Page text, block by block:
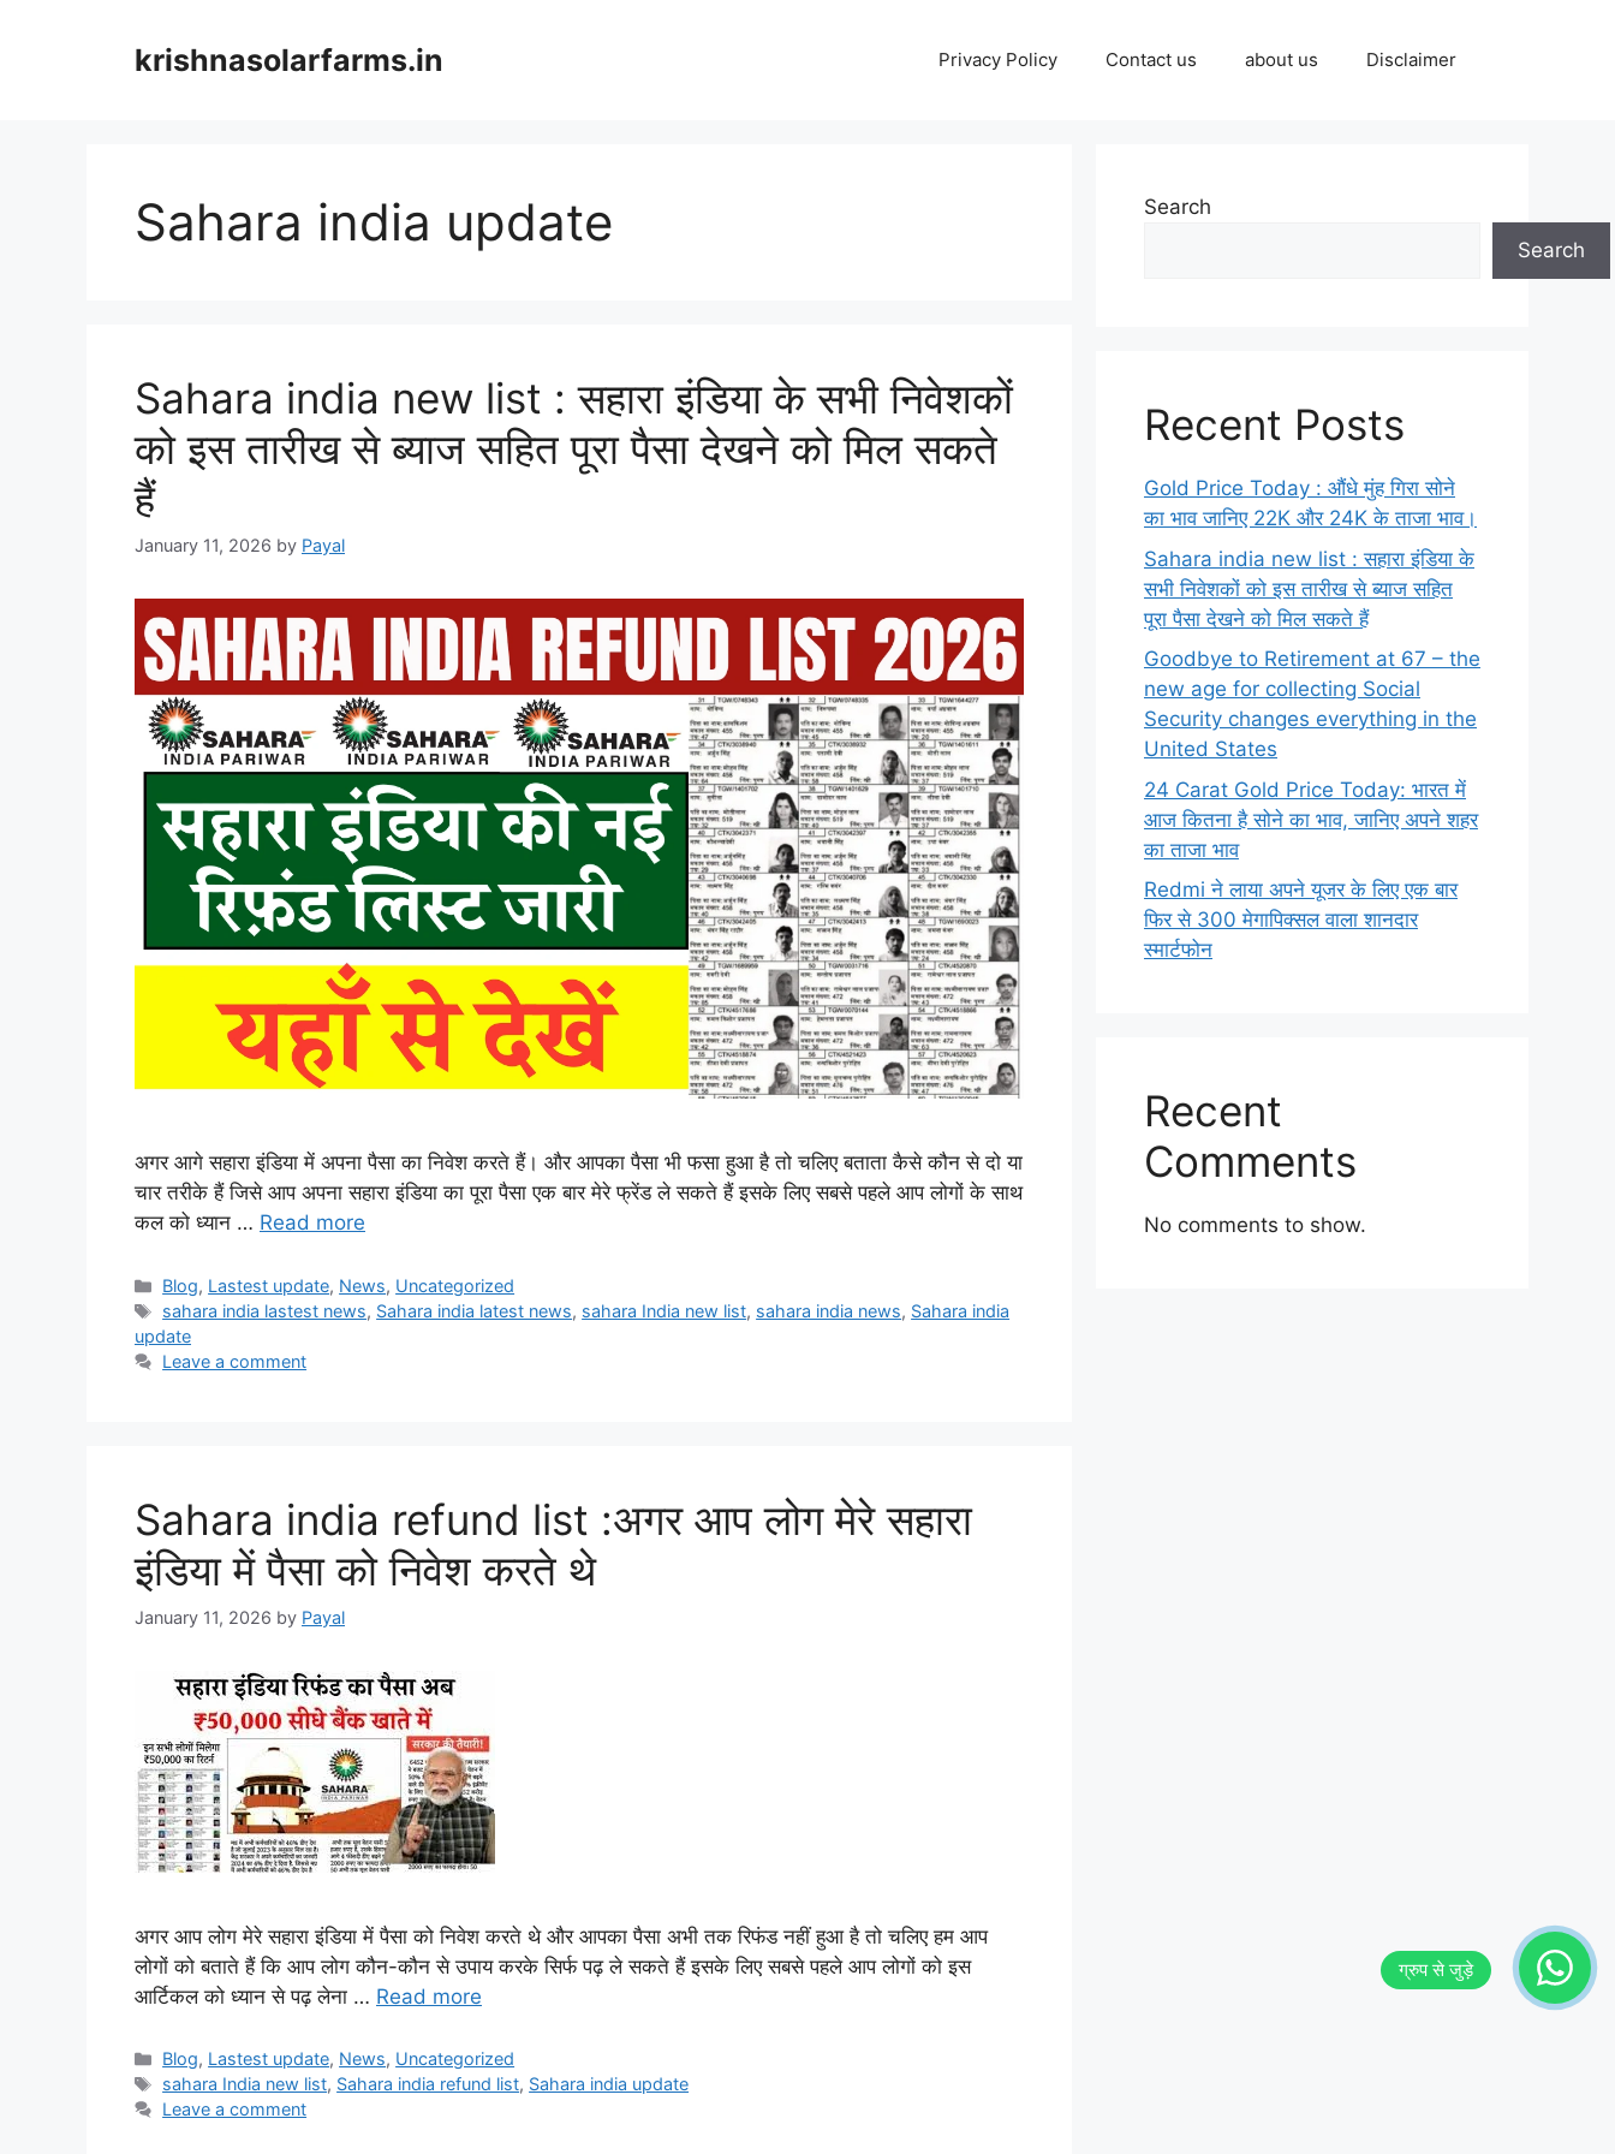
krishnasolarfarms.in Privacy Policy Contact us about us Disclaimer
Sahara india update
Sahara india new list : सहारा इंडिया के सभी निवेशकों
को इस तारीख से ब्याज सहित पूरा पैसा देखने को मिल सकते
हैं
January 11, 2026 by Payal
अगर आगे सहारा इंडिया में अपना पैसा का निवेश करते हैं। और आपका पैसा भी फसा हुआ है तो चलिए बताता कैसे कौन से दो या
चार तरीके हैं जिसे आप अपना सहारा इंडिया का पूरा पैसा एक बार मेरे फ्रेंड ले सकते हैं इसके लिए सबसे पहले आप लोगों के साथ
कल को ध्यान … Read more
Categories
Blog, Lastest update, News, Uncategorized
Tags
sahara india lastest news, Sahara india latest news, sahara India new list, sahara india news, Sahara india
update
Leave a comment
Sahara india refund list :अगर आप लोग मेरे सहारा
इंडिया में पैसा को निवेश करते थे
January 11, 2026 by Payal
अगर आप लोग मेरे सहारा इंडिया में पैसा को निवेश करते थे और आपका पैसा अभी तक रिफंड नहीं हुआ है तो चलिए हम आप
लोगों को बताते हैं कि आप लोग कौन-कौन से उपाय करके सिर्फ पढ़ ले सकते हैं इसके लिए सबसे पहले आप लोगों को इस
आर्टिकल को ध्यान से पढ़ लेना … Read more
Categories
Blog, Lastest update, News, Uncategorized
Tags
sahara India new list, Sahara india refund list, Sahara india update
Leave a comment
Search
Search
Recent Posts
Gold Price Today : औंधे मुंह गिरा सोने
का भाव जानिए 22K और 24K के ताजा भाव।
Sahara india new list : सहारा इंडिया के
सभी निवेशकों को इस तारीख से ब्याज सहित
पूरा पैसा देखने को मिल सकते हैं
Goodbye to Retirement at 67 – the
new age for collecting Social
Security changes everything in the
United States
24 Carat Gold Price Today: भारत में
आज कितना है सोने का भाव, जानिए अपने शहर
का ताजा भाव
Redmi ने लाया अपने यूजर के लिए एक बार
फिर से 300 मेगापिक्सल वाला शानदार
स्मार्टफोन
Recent
Comments
No comments to show.